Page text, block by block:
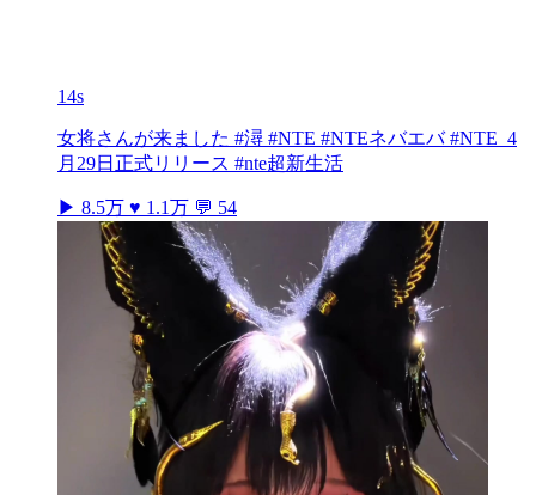
14s
女将さんが来ました #潯 #NTE #NTEネバエバ #NTE_4
月29日正式リリース #nte超新生活
▶ 8.5万 ♥ 1.1万 💬 54